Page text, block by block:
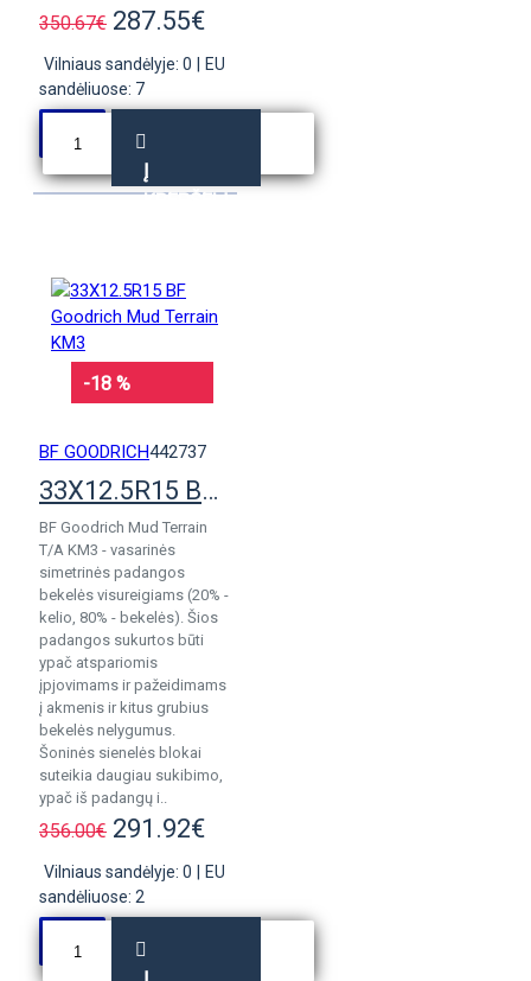
350.67€ 287.55€
Vilniaus sandėlyje: 0
EU
sandėliuose: 7
Į
KREPŠELĮ
-18 %
BF GOODRICH442737
33X12.5R15 BF Goodrich Mud Terrain KM3
BF Goodrich Mud Terrain
T/A KM3 - vasarinės
simetrinės padangos
bekelės visureigiams (20% -
kelio, 80% - bekelės). Šios
padangos sukurtos būti
ypač atspariomis
įpjovimams ir pažeidimams
į akmenis ir kitus grubius
bekelės nelygumus.
Šoninės sienelės blokai
suteikia daugiau sukibimo,
ypač iš padangų i..
356.00€ 291.92€
Vilniaus sandėlyje: 0
EU
sandėliuose: 2